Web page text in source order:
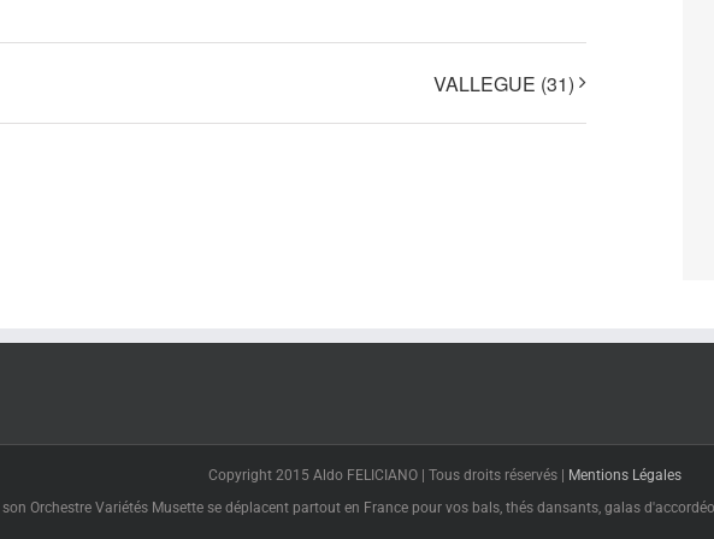
VALLEGUE (31)
Copyright 2015 Aldo FELICIANO | Tous droits réservés |
Mentions Légales
son Orchestre Variétés Musette se déplacent partout en France pour vos bals, thés dansants, galas